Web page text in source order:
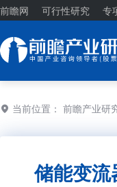
前瞻网 可行性研究 专
当前位置： 前瞻产业研
储能变